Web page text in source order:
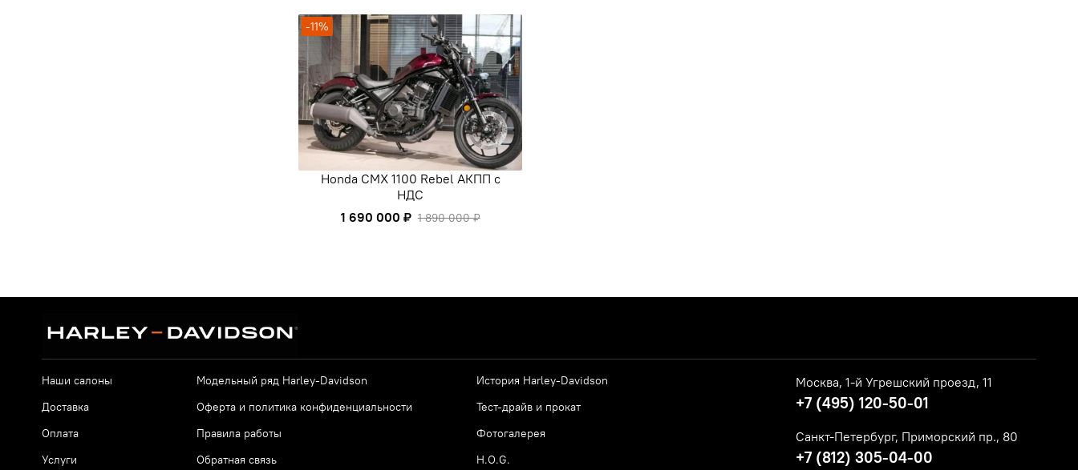
-11%
Honda CMX 1100 Rebel АКПП с
НДС
1 690 000 ₽ 1 890 000 ₽
Наши салоны
Доставка
Оплата
Услуги
Модельный ряд Harley-Davidson
Оферта и политика конфиденциальности
Правила работы
Обратная связь
История Harley-Davidson
Тест-драйв и прокат
Фотогалерея
H.O.G.
Москва, 1-й Угрешский проезд, 11
+7 (495) 120-50-01
Санкт-Петербург, Приморский пр., 80
+7 (812) 305-04-00